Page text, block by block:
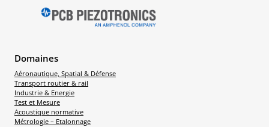
Domaines
Aéronautique, Spatial & Défense
Transport routier & rail
Industrie & Energie
Test et Mesure
Acoustique normative
Métrologie – Etalonnage